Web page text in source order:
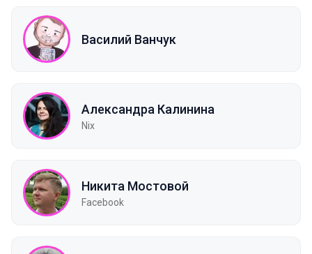
Василий Ванчук
Александра Калинина
Nix
Никита Мостовой
Facebook